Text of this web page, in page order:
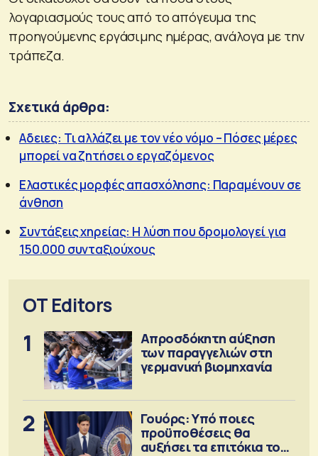
λογαριασμούς τους από το απόγευμα της
προηγούμενης εργάσιμης ημέρας, ανάλογα με την
τράπεζα.
Σχετικά άρθρα:
Αδειες: Τι αλλάζει με τον νέο νόμο – Πόσες μέρες
μπορεί να ζητήσει ο εργαζόμενος
Ελαστικές μορφές απασχόλησης: Παραμένουν σε
άνθηση
Συντάξεις χηρείας: Η λύση που δρομολογεί για
150.000 συνταξιούχους
OT Editors
1
Απροσδόκητη αύξηση
των παραγγελιών στη
γερμανική βιομηχανία
2
Γουόρς: Υπό ποιες
προϋποθέσεις θα
αυξήσει τα επιτόκια τον